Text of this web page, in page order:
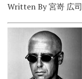
Written By 宮嵜 広司